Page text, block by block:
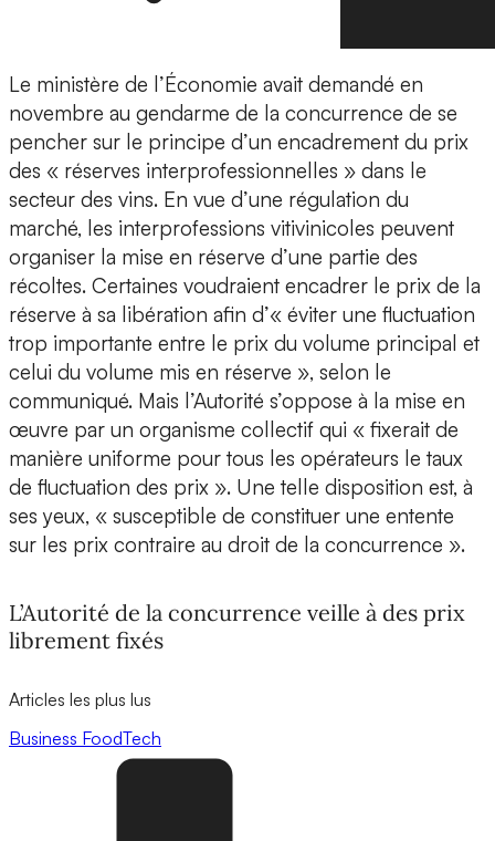
Le ministère de l’Économie avait demandé en
novembre au gendarme de la concurrence de se
pencher sur le principe d’un encadrement du prix
des « réserves interprofessionnelles » dans le
secteur des vins. En vue d’une régulation du
marché, les interprofessions vitivinicoles peuvent
organiser la mise en réserve d’une partie des
récoltes. Certaines voudraient encadrer le prix de la
réserve à sa libération afin d’« éviter une fluctuation
trop importante entre le prix du volume principal et
celui du volume mis en réserve », selon le
communiqué. Mais l’Autorité s’oppose à la mise en
œuvre par un organisme collectif qui « fixerait de
manière uniforme pour tous les opérateurs le taux
de fluctuation des prix ». Une telle disposition est, à
ses yeux, « susceptible de constituer une entente
sur les prix contraire au droit de la concurrence ».
L’Autorité de la concurrence veille à des prix
librement fixés
Articles les plus lus
Business FoodTech